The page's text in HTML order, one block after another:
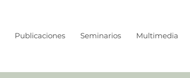
Publicaciones Seminarios Multimedia